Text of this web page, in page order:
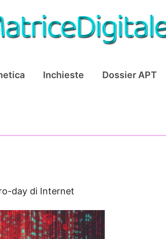
Inchieste Dossier APT
day di Internet